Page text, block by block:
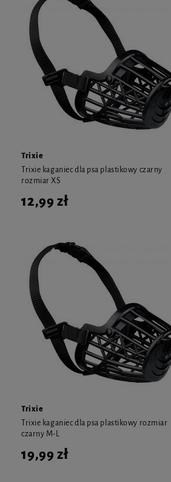
Trixie
Trixie kaganiec dla psa plastikowy czarny
rozmiar XS
12,99 zł
Trixie
Trixie kaganiec dla psa plastikowy rozmiar
czarny M-L
19,99 zł